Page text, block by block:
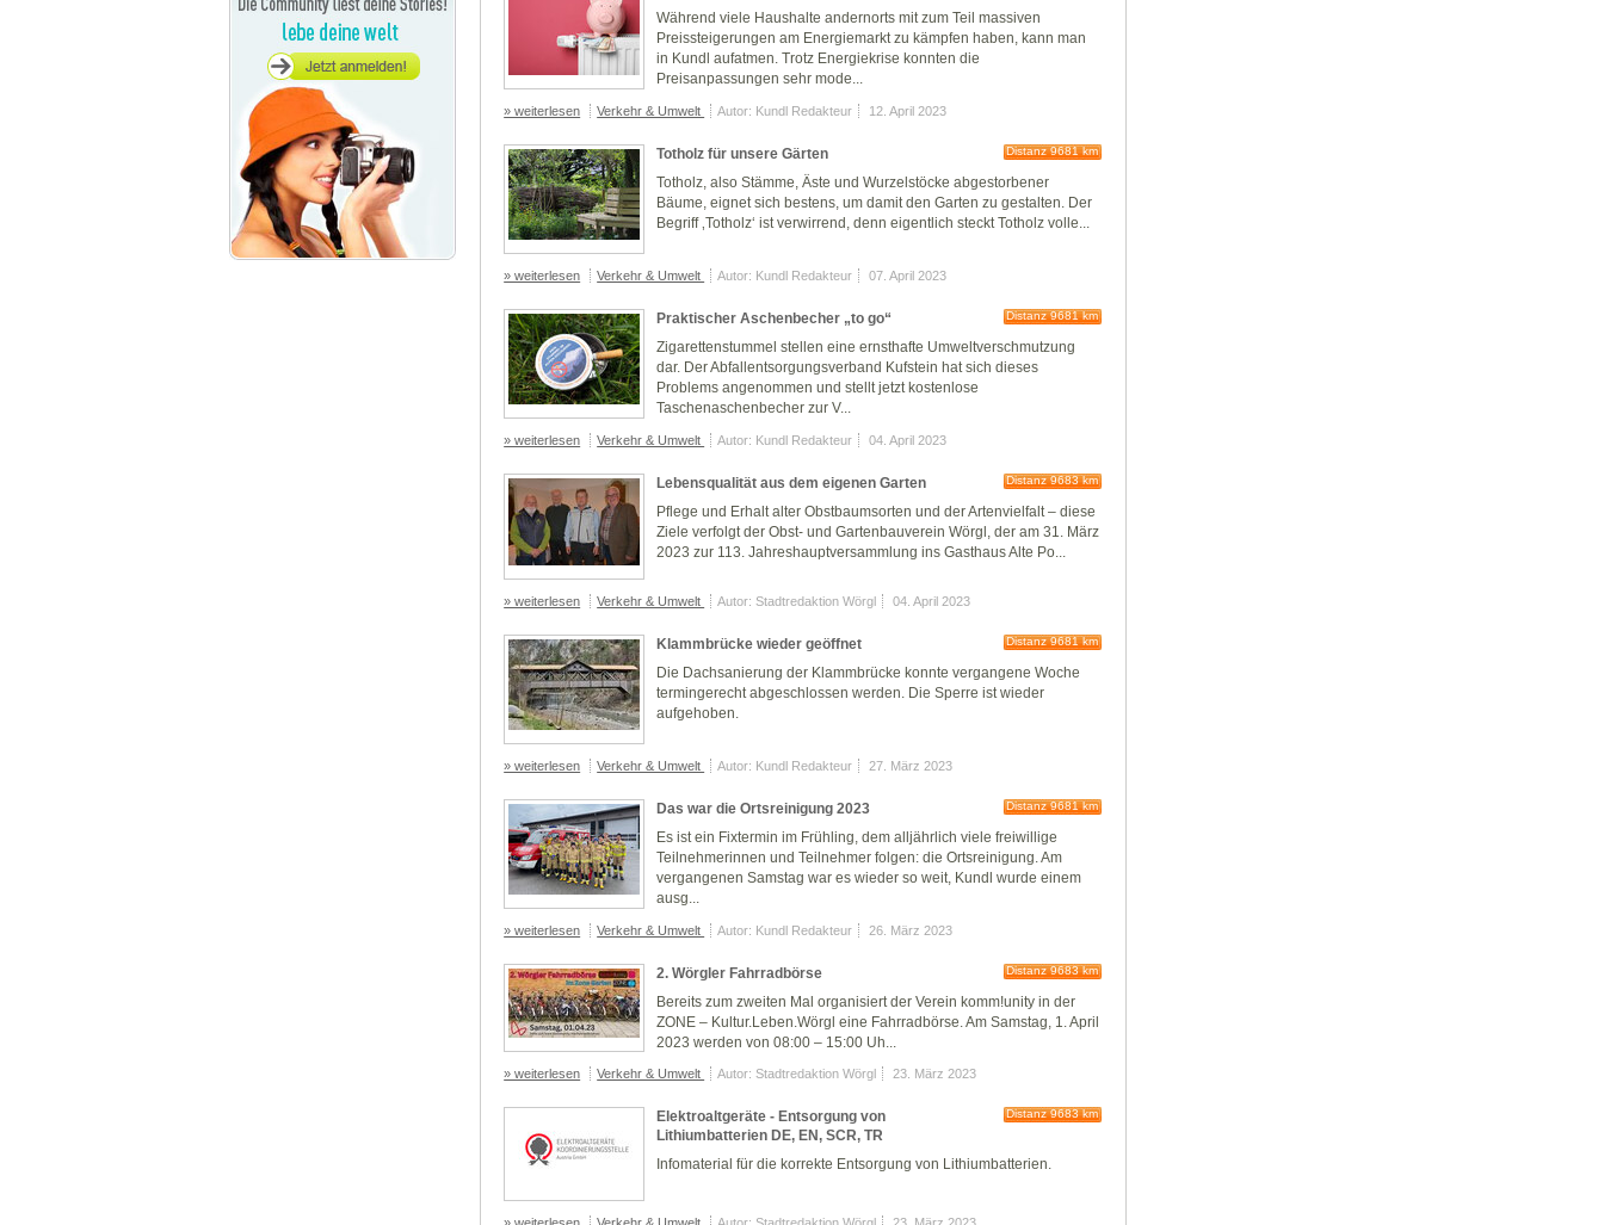
Während viele Haushalte andernorts mit zum Teil massiven
Preissteigerungen am Energiemarkt zu kämpfen haben, kann man
in Kundl aufatmen. Trotz Energiekrise konnten die
Preisanpassungen sehr mode...
» weiterlesen Verkehr & Umwelt Autor: Kundl Redakteur 12. April 2023
Totholz für unsere Gärten Distanz 9681 km
Totholz, also Stämme, Äste und Wurzelstöcke abgestorbener
Bäume, eignet sich bestens, um damit den Garten zu gestalten. Der
Begriff ‚Totholz‘ ist verwirrend, denn eigentlich steckt Totholz volle...
» weiterlesen Verkehr & Umwelt Autor: Kundl Redakteur 07. April 2023
Praktischer Aschenbecher „to go“ Distanz 9681 km
Zigarettenstummel stellen eine ernsthafte Umweltverschmutzung
dar. Der Abfallentsorgungsverband Kufstein hat sich dieses
Problems angenommen und stellt jetzt kostenlose
Taschenaschenbecher zur V...
» weiterlesen Verkehr & Umwelt Autor: Kundl Redakteur 04. April 2023
Lebensqualität aus dem eigenen Garten Distanz 9683 km
Pflege und Erhalt alter Obstbaumsorten und der Artenvielfalt – diese
Ziele verfolgt der Obst- und Gartenbauverein Wörgl, der am 31. März
2023 zur 113. Jahreshauptversammlung ins Gasthaus Alte Po...
» weiterlesen Verkehr & Umwelt Autor: Stadtredaktion Wörgl 04. April 2023
Klammbrücke wieder geöffnet Distanz 9681 km
Die Dachsanierung der Klammbrücke konnte vergangene Woche
termingerecht abgeschlossen werden. Die Sperre ist wieder
aufgehoben.
» weiterlesen Verkehr & Umwelt Autor: Kundl Redakteur 27. März 2023
Das war die Ortsreinigung 2023 Distanz 9681 km
Es ist ein Fixtermin im Frühling, dem alljährlich viele freiwillige
Teilnehmerinnen und Teilnehmer folgen: die Ortsreinigung. Am
vergangenen Samstag war es wieder so weit, Kundl wurde einem
ausg...
» weiterlesen Verkehr & Umwelt Autor: Kundl Redakteur 26. März 2023
2. Wörgler Fahrradbörse Distanz 9683 km
Bereits zum zweiten Mal organisiert der Verein komm!unity in der
ZONE – Kultur.Leben .Wörgl eine Fahrradbörse. Am Samstag, 1. April
2023 werden von08:00 – 15:00 Uh...
» weiterlesen Verkehr & Umwelt Autor: Stadtredaktion Wörgl 23. März 2023
Elektroaltgeräte - Entsorgung von
Lithiumbatterien DE, EN, SCR, TR
Distanz 9683 km
Infomaterial für die korrekte Entsorgung von Lithiumbatterien.